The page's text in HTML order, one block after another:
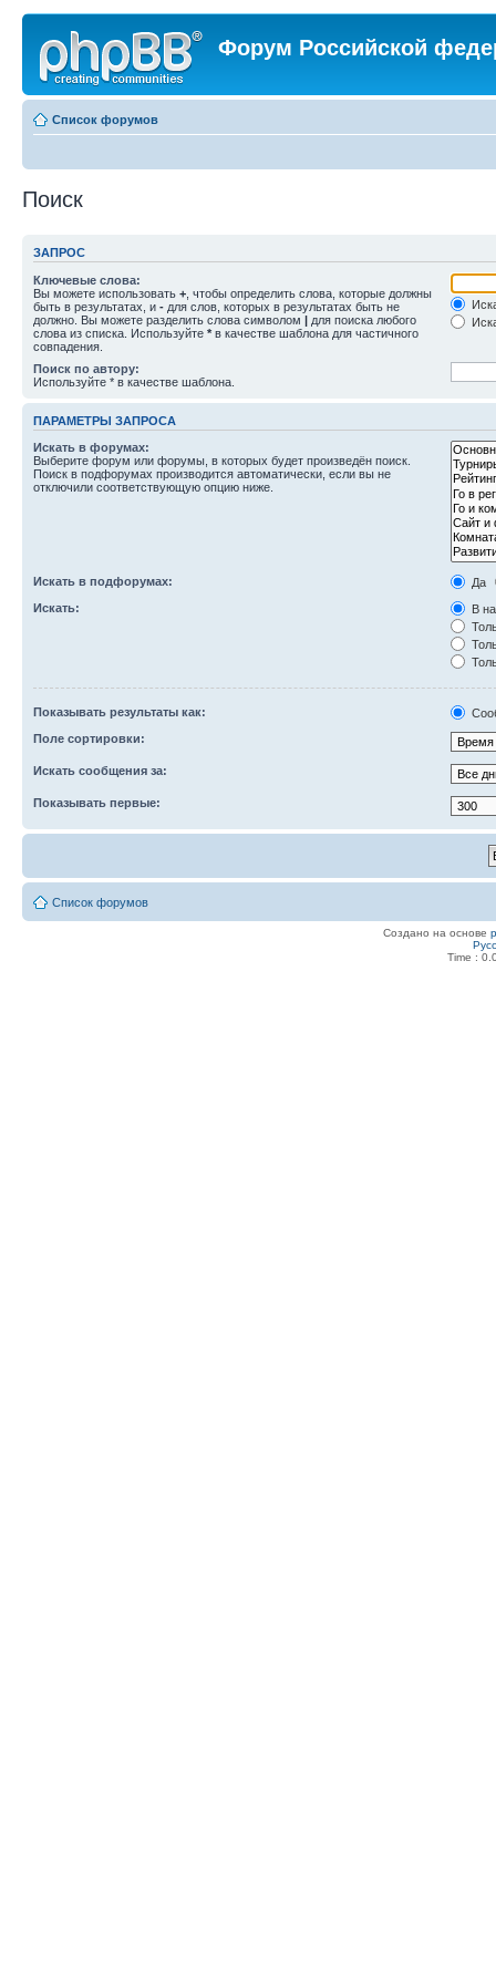
Форум Российской
Список форумов
Поиск
ЗАПРОС
Ключевые слова:
Вы можете использовать + , чтобы определить слова, которые должны
быть в результатах, и - для слов, которых в результатах быть не
должно. Вы можете разделить слова символом | для поиска любого
слова из списка. Используйте * в качестве шаблона для частичного
совпадения.
Поиск по автору:
Используйте * в качестве шаблона.
ПАРАМЕТРЫ ЗАПРОСА
Искать в форумах:
Выберите форум или форумы, в которых будет произведён поиск.
Поиск в подфорумах производится автоматически, если вы не
отключили соответствующую опцию ниже.
Искать в подфорумах:
Да
Искать:
В
Показывать результаты как:
Поле сортировки:
Искать сообщения за:
Показывать первые:
Список форумов
Создано на основе
Time :